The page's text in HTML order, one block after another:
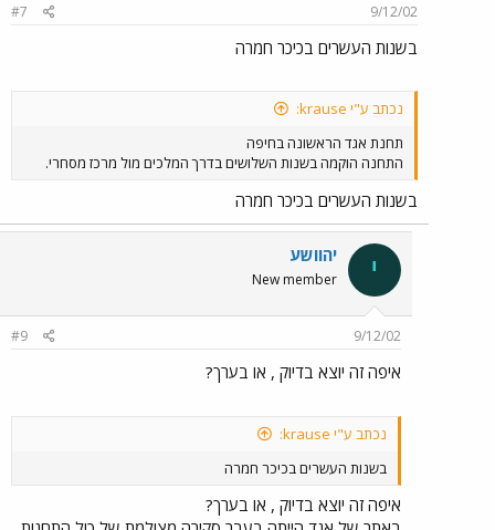
9/12/02
#7
בשנות העשרים בכיכר חמרה
נכתב ע"י krause:
תחנת אגד הראשונה בחיפה
התחנה הוקמה בשנות השלושים בדרך המלכים מול מרכז מסחרי.
בשנות העשרים בכיכר חמרה
י יהוושע
New member
9/12/02
#9
איפה זה יוצא בדיוק , או בערך?
נכתב ע"י krause:
בשנות העשרים בכיכר חמרה
איפה זה יוצא בדיוק , או בערך?